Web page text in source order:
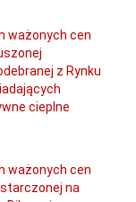
ważonych cen
z Rynku
cieplne
ważonych cen
na